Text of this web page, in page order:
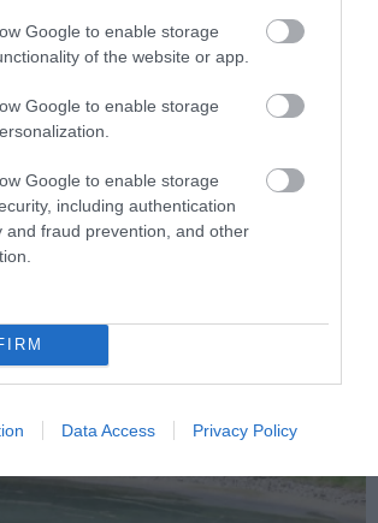
Google to enable storage
of the website or app.
Google to enable storage
Google to enable storage
including authentication
and fraud prevention, and other
Data Access Privacy Policy
«πιάστηκε» να κάνει
κέντρο της πόλης (βίντεο)